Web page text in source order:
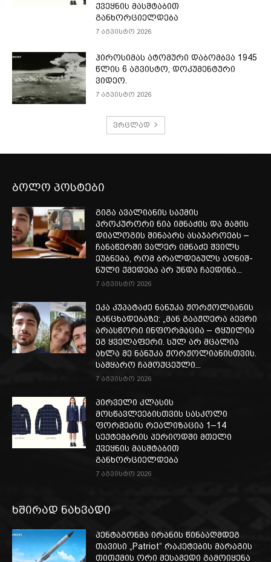
ქვეყნის მასშტაბით
განხორციელდება
7 აგვისტო 2026
ჰიროსიმას ატომური დაბომბვა 1945
წლის 6 აგვისტო, დოკუმენტური
ვიდეო.
7 აგვისტო 2026
ვრცლად
ბოლო პოსტები
გიგა ავალიანის საქმის
პროკურორი ნია იმნაძის და მამის
დიალოგის შინაარს ასაჯაროებს –
ჩა­ნა­წერ­ში ვა­ლერ იმ­ნა­ძე შვილს
ეუბ­ნე­ბა, რომ ბრალ­დე­ბულს აღ­ნიშ­
ნუ­ლი ქმე­დე­ბა არ უნდა ჩა­ე­დი­ნა...
7 აგვისტო 2026
ეკა კუპატაძე ნანუკა ჟორჟოლიანის
განცხადებაზე: „მან გააჟღერა ბევრი
არასწორი ინფორმაცია – ტყუილია
ეგ ყველაფერი. სულ არ მცალია
ახლა მე ნანუკა ჟორჟოლიანისთვის.
სამყარო ჩამოქცეული...
7 აგვისტო 2026
პირველი კლასის
მოსწავლეებისთვის სასკოლი
ფორმების რეალიზაცია 1–14
სექტემბრის პერიოდში მთელი
ქვეყნის მასშტაბით
განხორციელდება
7 აგვისტო 2026
ხშირად ნახვადი
პენტაგონმა ირანის წინააღმდეგ
თავისი „Patriot“ რაკეტების მარაგის
თითქმის ორი მესამედი გამოიყენა